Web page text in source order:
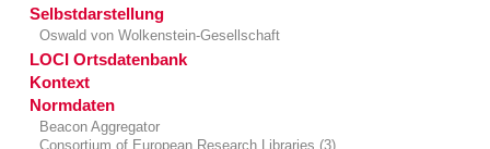
Selbstdarstellung
Oswald von Wolkenstein-Gesellschaft
LOCI Ortsdatenbank
Kontext
Normdaten
Beacon Aggregator
Consortium of European Research Libraries (3)